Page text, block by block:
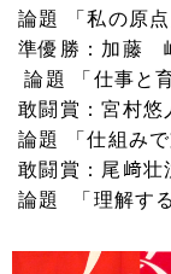
論題 「私の原点
準優勝：加藤
論題 「仕事と
敢闘賞：宮村
論題 「仕組み
敢闘賞：尾﨑
論題 「理解す